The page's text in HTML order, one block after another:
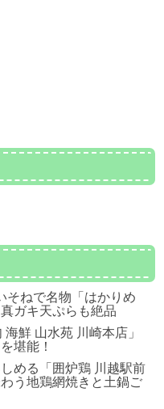
そねで名物「はかりめ
ガキ天ぷらも絶品
鮮 山水苑 川崎本店」
堪能！
める「囲炉鶏 川越駅前
う地鶏網焼きと土鍋ご